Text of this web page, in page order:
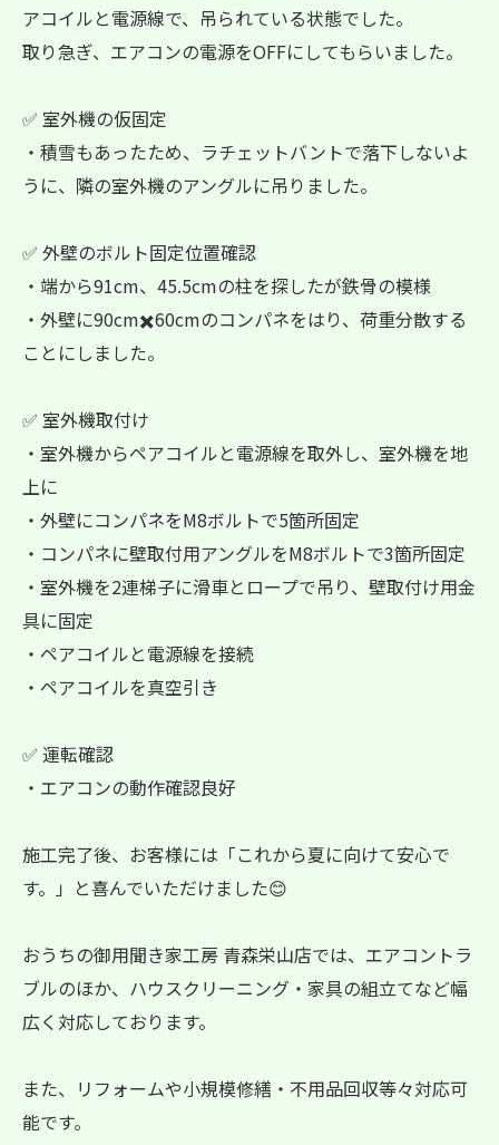
アコイルと電源線で、吊られている状態でした。
取り急ぎ、エアコンの電源をOFFにしてもらいました。
✅ 室外機の仮固定
・積雪もあったため、ラチェットバントで落下しないよ
うに、隣の室外機のアングルに吊りました。
✅ 外壁のボルト固定位置確認
・端から91cm、45.5cmの柱を探したが鉄骨の模様
・外壁に90cm✖️60cmのコンパネをはり、荷重分散する
ことにしました。
✅ 室外機取付け
・室外機からペアコイルと電源線を取外し、室外機を地
上に
・外壁にコンパネをM8ボルトで5箇所固定
・コンパネに壁取付用アングルをM8ボルトで3箇所固定
・室外機を2連梯子に滑車とロープで吊り、壁取付け用金
具に固定
・ペアコイルと電源線を接続
・ペアコイルを真空引き
✅ 運転確認
・エアコンの動作確認良好
施工完了後、お客様には「これから夏に向けて安心で
す。」と喜んでいただけました😊
おうちの御用聞き家工房 青森栄山店では、エアコントラ
ブルのほか、ハウスクリーニング・家具の組立てなど幅
広く対応しております。
また、リフォームや小規模修繕・不用品回収等々対応可
能です。